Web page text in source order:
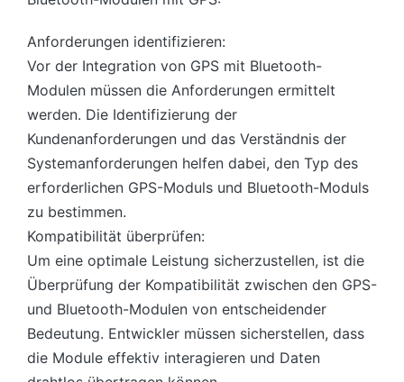
Anforderungen identifizieren:
Vor der Integration von GPS mit Bluetooth-
Modulen müssen die Anforderungen ermittelt
werden. Die Identifizierung der
Kundenanforderungen und das Verständnis der
Systemanforderungen helfen dabei, den Typ des
erforderlichen GPS-Moduls und Bluetooth-Moduls
zu bestimmen.
Kompatibilität überprüfen:
Um eine optimale Leistung sicherzustellen, ist die
Überprüfung der Kompatibilität zwischen den GPS-
und Bluetooth-Modulen von entscheidender
Bedeutung. Entwickler müssen sicherstellen, dass
die Module effektiv interagieren und Daten